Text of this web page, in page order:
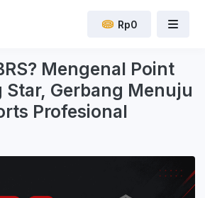
Rp0
Mengenal Point
Star, Gerbang Menuju
Profesional